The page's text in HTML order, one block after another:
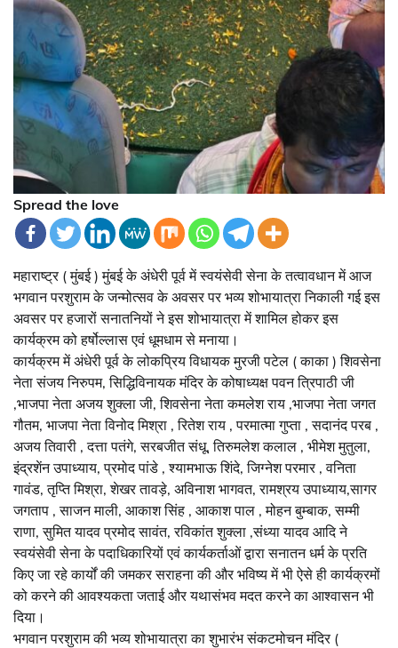
Spread the love
महाराष्ट्र ( मुंबई ) मुंबई के अंधेरी पूर्व में स्वयंसेवी सेना के तत्वावधान में आज
भगवान परशुराम के जन्मोत्सव के अवसर पर भव्य शोभायात्रा निकाली गई इस
अवसर पर हजारों सनातनियों ने इस शोभायात्रा में शामिल होकर इस
कार्यक्रम को हर्षोल्लास एवं धूमधाम से मनाया।
कार्यक्रम में अंधेरी पूर्व के लोकप्रिय विधायक मुरजी पटेल ( काका ) शिवसेना
नेता संजय निरुपम, सिद्धिविनायक मंदिर के कोषाध्यक्ष पवन त्रिपाठी जी
,भाजपा नेता अजय शुक्ला जी, शिवसेना नेता कमलेश राय ,भाजपा नेता जगत
गौतम, भाजपा नेता विनोद मिश्रा , रितेश राय , परमात्मा गुप्ता , सदानंद परब ,
अजय तिवारी , दत्ता पतंगे, सरबजीत संधू, तिरुमलेश कलाल , भीमेश मुतुला,
इंद्रशेंन उपाध्याय, प्रमोद पांडे , श्यामभाऊ शिंदे, जिग्नेश परमार , वनिता
गावंड, तृप्ति मिश्रा, शेखर तावड़े, अविनाश भागवत, रामश्रय उपाध्याय,सागर
जगताप , साजन माली, आकाश सिंह , आकाश पाल , मोहन बुम्बाक, सम्मी
राणा, सुमित यादव प्रमोद सावंत, रविकांत शुक्ला ,संध्या यादव आदि ने
स्वयंसेवी सेना के पदाधिकारियों एवं कार्यकर्ताओं द्वारा सनातन धर्म के प्रति
किए जा रहे कार्यों की जमकर सराहना की और भविष्य में भी ऐसे ही कार्यक्रमों
को करने की आवश्यकता जताई और यथासंभव मदत करने का आश्वासन भी
दिया।
भगवान परशुराम की भव्य शोभायात्रा का शुभारंभ संकटमोचन मंदिर (